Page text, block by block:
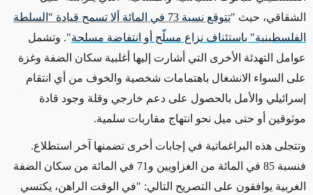
الشقاقي، حيث "
تتوقع نسبة 73 في المائة ألا تسمح قيادة "السلطة
الفلسطينية" باستئناف نزاع مسلّح أو انتفاضة مسلحة". وتشمل
عوامل التهدئة الأخرى التي أشارت إليها أغلبية سكان الضفة وغزة
على السواء الانشغال باهتمامات شخصية والخوف من أي انتقام
إسرائيلي والأمل بالحصول على دعم خارجي وقلة وجود قادة
موثوقين أو حتى ميل نحو انتهاج مقاربات سلمية.
وتتجلى هذه البراغماتية في إجابات أخرى تضمنها آخر استطلاع.
فنسبة 85 في المائة من الغزاويين و71 في المائة من سكان الضفة
الغربية يوافقون على التصريح التالي: "في الوقت الراهن، يكتسي